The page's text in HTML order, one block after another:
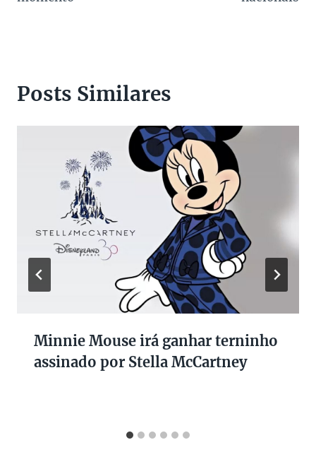
Posts Similares
Minnie Mouse irá ganhar terninho
assinado por Stella McCartney